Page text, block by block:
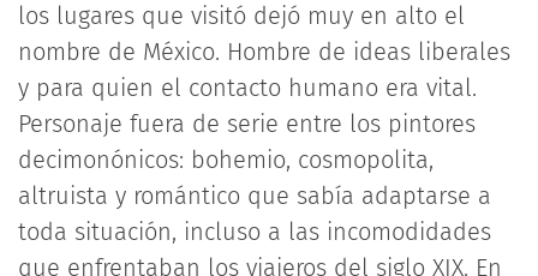
los lugares que visitó dejó muy en alto el
nombre de México. Hombre de ideas liberales
y para quien el contacto humano era vital.
Personaje fuera de serie entre los pintores
decimonónicos: bohemio, cosmopolita,
altruista y romántico que sabía adaptarse a
toda situación, incluso a las incomodidades
que enfrentaban los viajeros del siglo XIX. En